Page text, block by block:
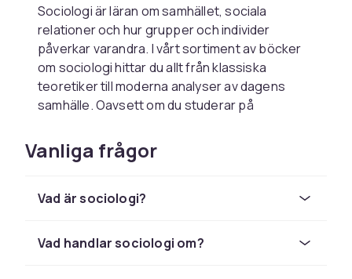
Sociologi är läran om samhället, sociala
relationer och hur grupper och individer
påverkar varandra. I vårt sortiment av böcker
om sociologi hittar du allt från klassiska
teoretiker till moderna analyser av dagens
samhälle. Oavsett om du studerar på
eller Mälardalens universitet, eller bara är
nyfiken på ämnet, finns här kurslitteratur och
Utbudet spänner över flera delar av
och stöd till utsatta grupper, om kollektiv
Vanliga frågor
Vad är sociologi?
Vad handlar sociologi om?